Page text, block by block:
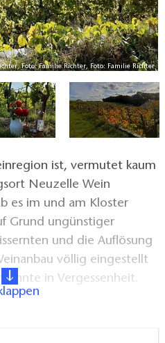
Foto: Familie Richter, Foto: Familie Richter
ist, vermutet kaum
Neuzelle Wein
es im und am Kloster
Grund ungünstiger
und die Auflösung
völlig eingestellt
in Vergessenheit.